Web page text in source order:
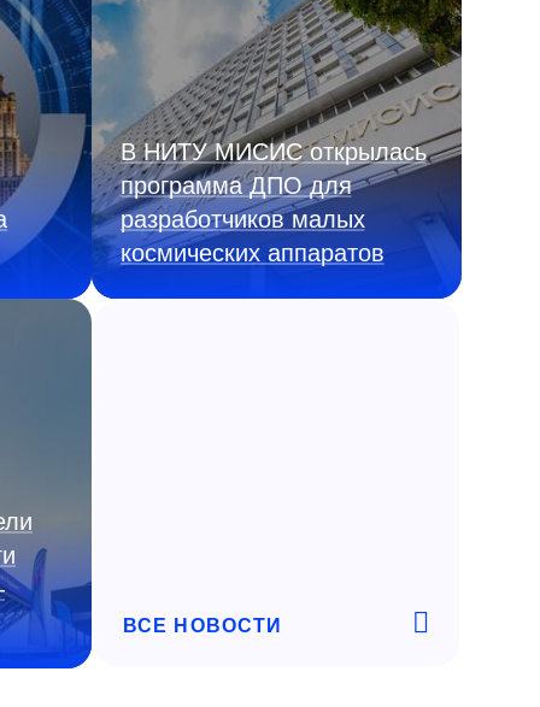
В НИТУ МИСИС открылась
программа ДПО для
разработчиков малых
космических аппаратов
ВСЕ НОВОСТИ